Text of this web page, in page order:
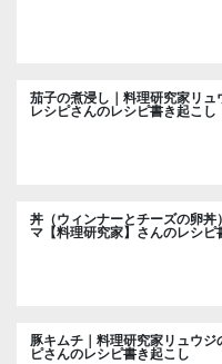
茄子の煮浸し｜料理研究家リュ
レシピさんのレシピ書き起こし
丼（ウィンナーとチーズの卵丼
マ【料理研究家】さんのレシピ
豚キムチ｜料理研究家リュウジ
ピさんのレシピ書き起こし